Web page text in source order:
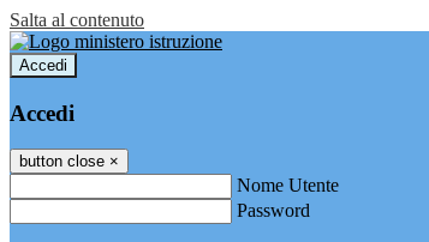
Salta al contenuto
Accedi
Accedi
button close ×
Nome Utente
Password